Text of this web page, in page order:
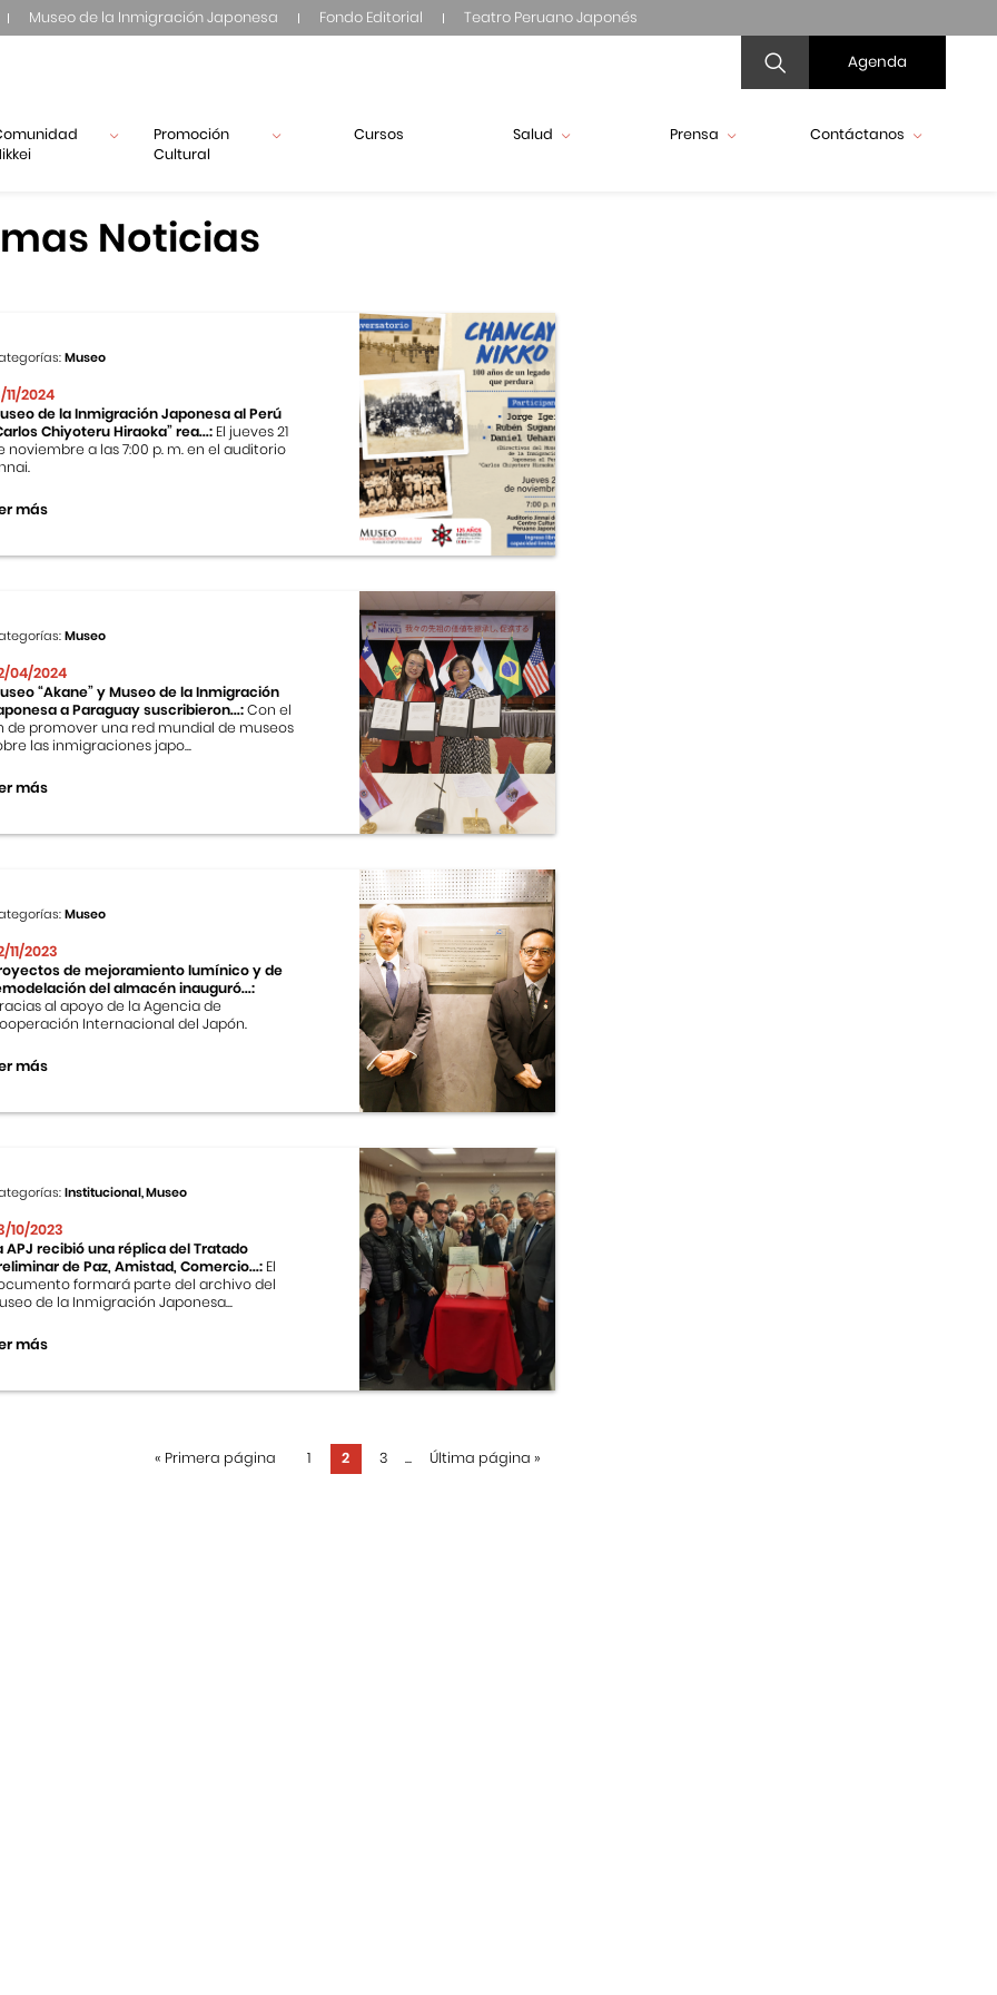
Museo de la Inmigración Japonesa Fondo Editorial Teatro Peruano Japonés
Agenda
Promoción
Cultural
Cursos Salud Prensa Contáctanos
Noticias
Museo
11/2024
de la Inmigración Japonesa al Perú
Chiyoteru Hiraoka” rea...: El jueves 21
noviembre a las 7:00 p. m. en el auditorio
más
Museo
04/2024
“Akane” y Museo de la Inmigración
a Paraguay suscribieron...:Con el
de promover una red mundial de museos
las inmigraciones japo...
más
Museo
11/2023
de mejoramiento lumínico y de
del almacén inauguró...:
al apoyo de la Agencia de
Internacional del Japón.
más
Institucional, Museo
10/2023
APJ recibió una réplica del Tratado
de Paz, Amistad, Comercio...: El
formará parte del archivo del
de la Inmigración Japonesa...
más
« Primera página 1 2 3 ... Última página »